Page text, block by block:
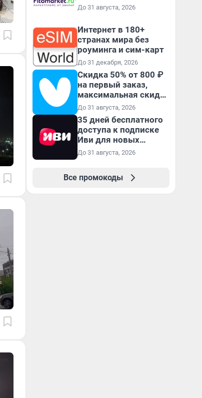
До 31 августа, 2026
Интернет в 180+
странах мира без
роуминга и сим-карт
До 31 декабря, 2026
Скидка 50% от 800 ₽
на первый заказ,
максимальная скидка
600 ₽
До 31 августа, 2026
35 дней бесплатного
доступа к подписке
Иви для новых
пользователей
До 31 августа, 2026
Все промокоды